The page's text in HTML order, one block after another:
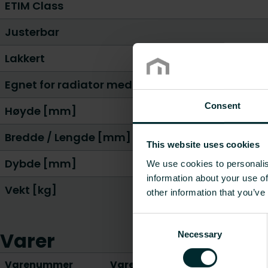
Consent
This website uses cookies
We use cookies to
information about your use
other information that
Necessary
ETIM Class
Justerbar
Lakkert
Egnet for radiator med rund/skarp topp
Høyde [mm]
Bredde / Lengde [mm]
Dybde [mm]
Vekt [kg]
Varer
Varenummer Varebeskrivelse